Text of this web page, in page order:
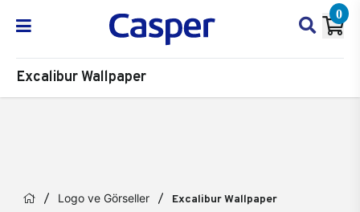
0
Excalibur Wallpaper
Logo ve Görseller Excalibur Wallpaper